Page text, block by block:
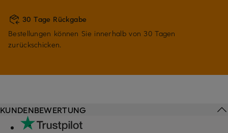
30 Tage Rückgabe
Bestellungen können Sie innerhalb von 30 Tagen
zurückschicken.
KUNDENBEWERTUNG